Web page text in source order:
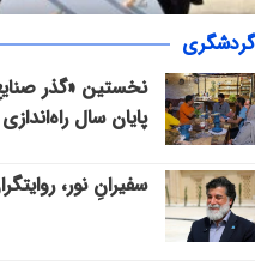
«سپاس» در میانرود شیراز
خدمات اجتماعی با حضور ۳۰۰ شهروند
گردشگری
نخستین «گذر
پایان سال
سفیرانِ نور،